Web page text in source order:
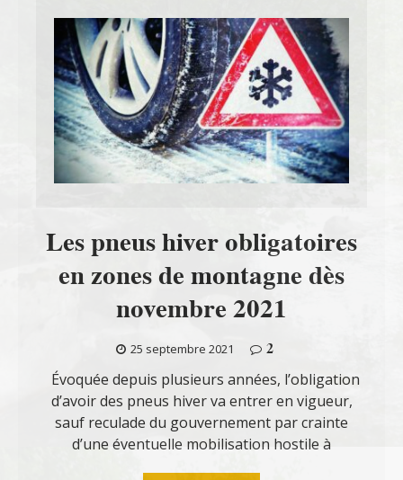
Les pneus hiver obligatoires
en zones de montagne dès
novembre 2021
25 septembre 2021
2
Évoquée depuis plusieurs années, l’obligation
d’avoir des pneus hiver va entrer en vigueur,
sauf reculade du gouvernement par crainte
d’une éventuelle mobilisation hostile à